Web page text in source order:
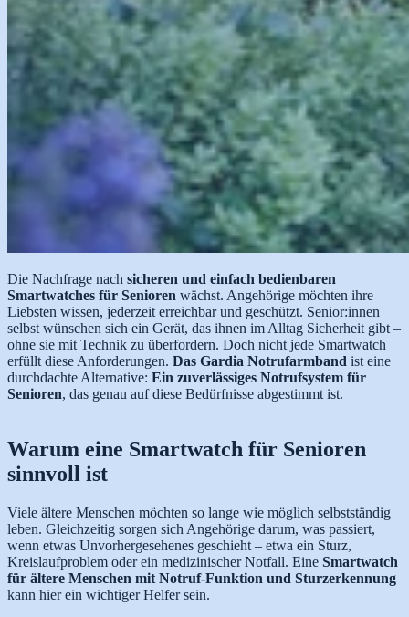
Die Nachfrage nach sicheren und einfach bedienbaren
Smartwatches für Senioren wächst. Angehörige möchten ihre
Liebsten wissen, jederzeit erreichbar und geschützt. Senior:innen
selbst wünschen sich ein Gerät, das ihnen im Alltag Sicherheit gibt –
ohne sie mit Technik zu überfordern. Doch nicht jede Smartwatch
erfüllt diese Anforderungen. Das Gardia Notrufarmband ist eine
durchdachte Alternative: Ein zuverlässiges Notrufsystem für
Senioren, das genau auf diese Bedürfnisse abgestimmt ist.
Warum eine Smartwatch für Senioren
sinnvoll ist
Viele ältere Menschen möchten so lange wie möglich selbstständig
leben. Gleichzeitig sorgen sich Angehörige darum, was passiert,
wenn etwas Unvorhergesehenes geschieht – etwa ein Sturz,
Kreislaufproblem oder ein medizinischer Notfall. Eine Smartwatch
für ältere Menschen mit Notruf-Funktion und Sturzerkennung
kann hier ein wichtiger Helfer sein.